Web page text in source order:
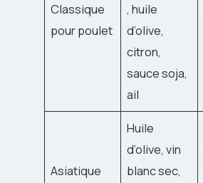
Classique
pour poulet
, huile
d’olive,
citron,
sauce soja,
ail
Asiatique
Huile
d’olive, vin
blanc sec,